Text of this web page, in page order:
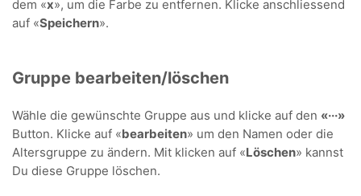
dem «x», um die Farbe zu entfernen. Klicke anschliessend
auf «Speichern».
Gruppe bearbeiten/löschen
Wähle die gewünschte Gruppe aus und klicke auf den «···»
Button. Klicke auf «bearbeiten» um den Namen oder die
Altersgruppe zu ändern. Mit klicken auf «Löschen» kannst
Du diese Gruppe löschen.